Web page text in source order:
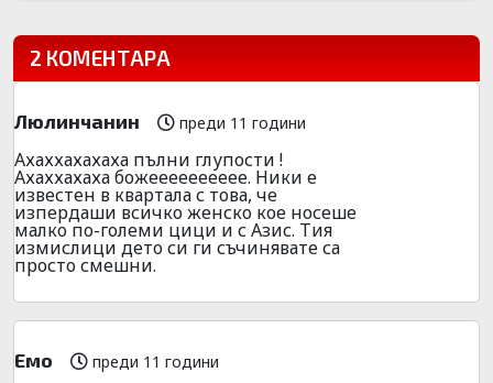
2 КОМЕНТАРА
Люлинчанин преди 11 години
Ахаххахахаха пълни глупости !
Ахаххахаха божееееееееее. Ники е
известен в квартала с това, че
изпердаши всичко женско кое носеше
малко по-големи цици и с Азис. Тия
измислици дето си ги съчинявате са
просто смешни.
Емо преди 11 години